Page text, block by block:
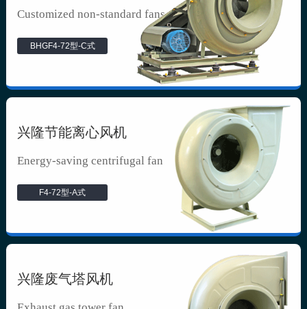
Customized non-standard fans
BHGF4-72型-C式
兴隆节能离心风机
Energy-saving centrifugal fan
F4-72型-A式
兴隆废气塔风机